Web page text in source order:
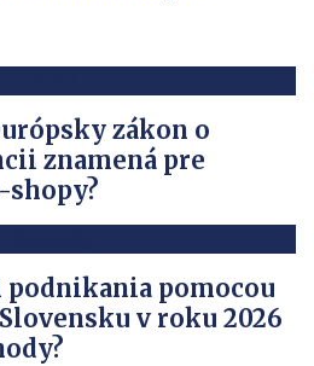
zákon o
znamená pre
pomocou
v roku 2026